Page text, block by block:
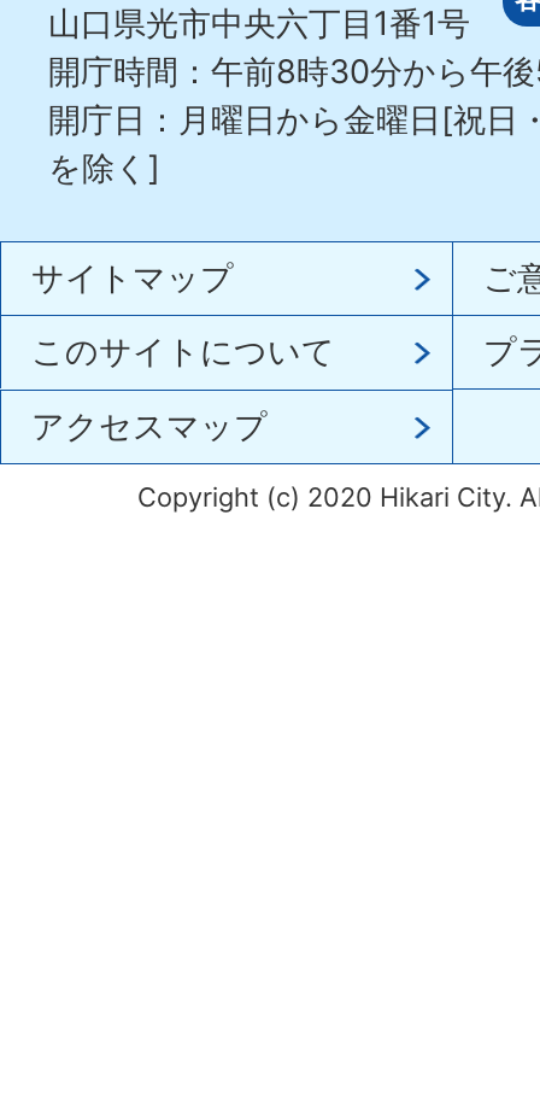
山口県光市中央六丁目1番1号
開庁時間：午前8時30分から午
開庁日：月曜日から金曜日[祝日
を除く]
サイトマップ
ご
このサイトについて
プ
アクセスマップ
Copyright (c) 2020 Hikari City.